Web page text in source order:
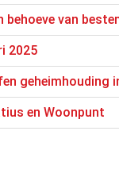
van
2025
geheimhouding
en Woonpunt